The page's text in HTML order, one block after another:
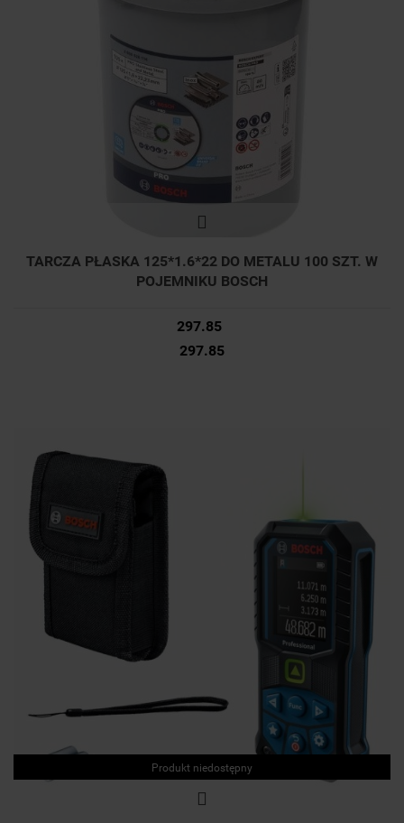
TARCZA PŁASKA 125*1.6*22 DO METALU 100 SZT. W
POJEMNIKU BOSCH
297.85
297.85
Produkt niedostępny